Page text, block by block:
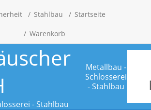
Stahlbau Startseite
Warenkorb
- Stahlbau
Metallbau -
Schlosserei
- Stahlbau